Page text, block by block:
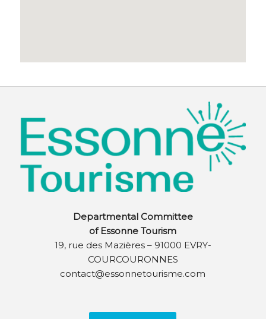
Departmental Committee
of Essonne Tourism
19, rue des Mazières – 91000 EVRY-
COURCOURONNES
contact@essonnetourisme.com